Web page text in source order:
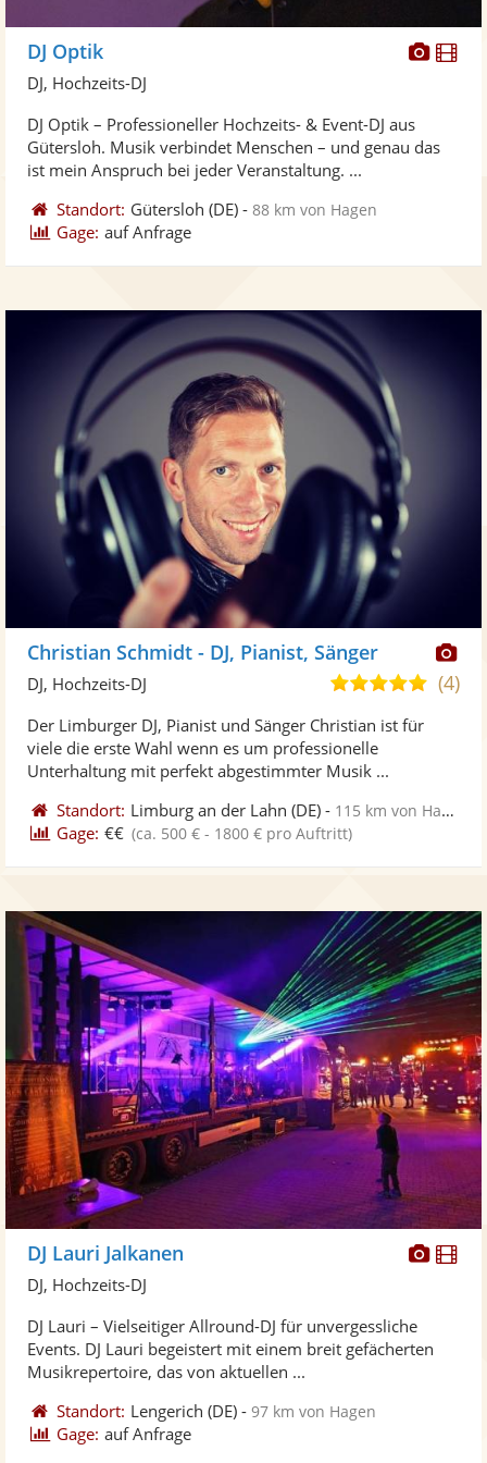
DJ Optik
DJ, Hochzeits-DJ
DJ Optik – Professioneller Hochzeits- & Event-DJ aus
Gütersloh. Musik verbindet Menschen – und genau das
ist mein Anspruch bei jeder Veranstaltung. ...
Standort: Gütersloh (DE) -88 km von Hagen
Gage: auf Anfrage
Christian Schmidt - DJ, Pianist, Sänger
5,0(4)
DJ, Hochzeits-DJ
Der Limburger DJ, Pianist und Sänger Christian ist für
viele die erste Wahl wenn es um professionelle
Unterhaltung mit perfekt abgestimmter Musik ...
Standort: Limburg an der Lahn (DE) - 115 km von Hagen
Gage: €€ (ca. 500 € - 1800 € pro Auftritt)
DJ Lauri Jalkanen
DJ, Hochzeits-DJ
DJ Lauri – Vielseitiger Allround-DJ für unvergessliche
Events. DJ Lauri begeistert mit einem breit gefächerten
Musikrepertoire, das von aktuellen ...
Standort: Lengerich (DE) -97 km von Hagen
Gage: auf Anfrage